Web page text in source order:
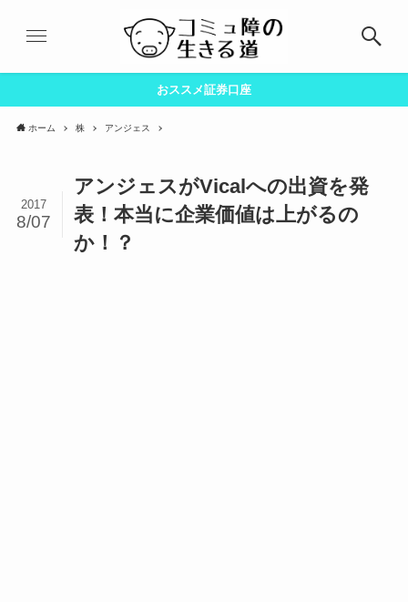
おススメ証券口座
ホーム 株 アンジェス
アンジェスがVicalへの出資を発
表！本当に企業価値は上がるの
か！？
2017
8/07